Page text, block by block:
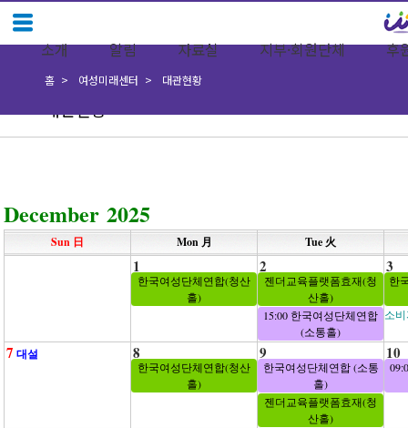
소개 알림 자료실 지부·회원단체 후
대관현황
홈 여성미래센터 대관현황
December 2025
Sun 日 Mon 月 Tue 火
1
한국여성단체연합(청산
홀)
2
젠더교육플랫폼효재(청
산홀)
15:00 한국여성단체연합
(소통홀)
3
한
소
7 대설 8
한국여성단체연합(청산
홀)
9
한국여성단체연합 (소통
홀)
젠더교육플랫폼효재(청
산홀)
10